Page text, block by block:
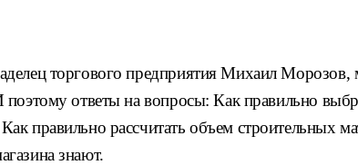
торгового предприятия Михаил Морозов,
поэтому ответы на вопросы: Как правильно
правильно рассчитать объем строительных
знают.